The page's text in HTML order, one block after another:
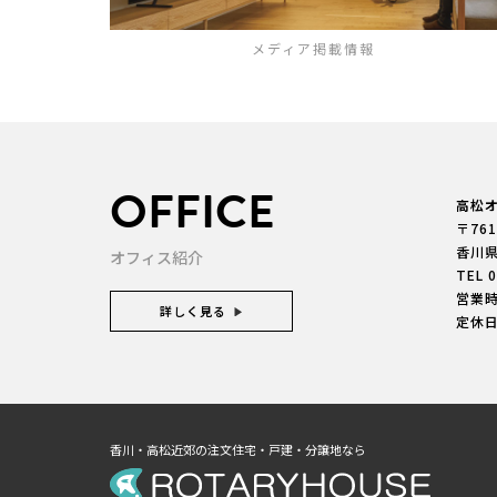
メディア掲載情報
OFFICE
オフィス紹介
詳しく見る
高松
〒
香川
TEL
営業
定休
香川・高松近郊の注文住宅・戸建・分譲地なら